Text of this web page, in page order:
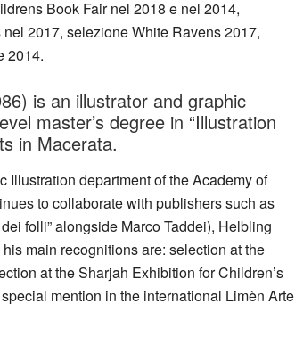
Book Fair nel 2018 e nel 2014,
2017, selezione White Ravens 2017,
2014.
is an illustrator and graphic
master’s degree in “Illustration
in Macerata.
Illustration department of the Academy of
to collaborate with publishers such as
folli” alongside Marco Taddei), Helbling
main recognitions are: selection at the
at the Sharjah Exhibition for Children’s
mention in the international Limèn Arte